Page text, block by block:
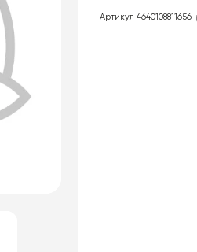
Артикул 4640108811656